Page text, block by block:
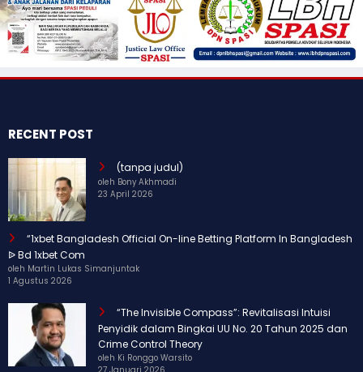
RECENT POST
(tanpa judul)
oleh Bony Akhmadi
23 April 2026
“1xbet Bangladesh Official On-line Betting Platform In Bangladesh
ᐉ Bd 1xbet Com
oleh Martin Lukas Simanjuntak
1 Agustus 2026
“The Invisible Compass”: Revitalisasi Intuisi
Penyidik dalam Bingkai UU No. 20 Tahun 2025 dan
Crime Control Theory
oleh Ki Ronggo Warsito